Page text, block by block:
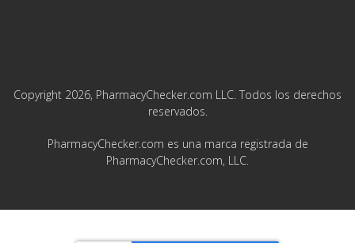
Copyright 2026, PharmacyChecker.com LLC. Todos los derechos
reservados.
PharmacyChecker.com es una marca registrada de
PharmacyChecker.com, LLC.